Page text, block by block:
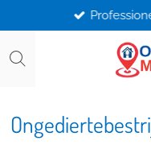
direct
naar